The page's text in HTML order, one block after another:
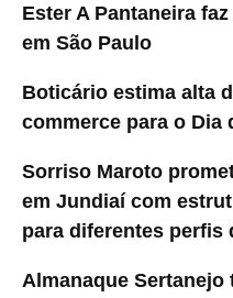
Ester A Pantaneira
em São Paulo
Boticário estima alta
commerce para o Dia
Sorriso Maroto
em Jundiaí com
para diferentes perfis
Almanaque